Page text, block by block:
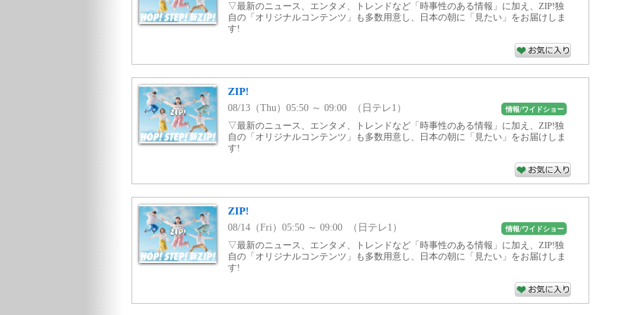
▽最新のニュース、エンタメ、トレンドなど「時事性のある情報」に加え、ZIP!独
自の「オリジナルコンテンツ」も多数用意し、日本の朝に「見たい」をお届けしま
す!
ZIP!
08/13（Thu）05:50 ～ 09:00 （日テレ1） 情報/ワイドショー
▽最新のニュース、エンタメ、トレンドなど「時事性のある情報」に加え、ZIP!独
自の「オリジナルコンテンツ」も多数用意し、日本の朝に「見たい」をお届けしま
す!
ZIP!
08/14（Fri）05:50 ～ 09:00 （日テレ1） 情報/ワイドショー
▽最新のニュース、エンタメ、トレンドなど「時事性のある情報」に加え、ZIP!独
自の「オリジナルコンテンツ」も多数用意し、日本の朝に「見たい」をお届けしま
す!